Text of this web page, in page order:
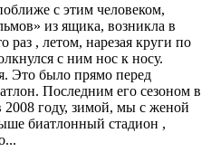
с этим человеком,
из ящика, возникла в
раз , летом, нарезая круги по
с ним нос к носу.
Это было прямо перед
Последним его сезоном в
году, зимой, мы с женой
биатлонный стадион ,